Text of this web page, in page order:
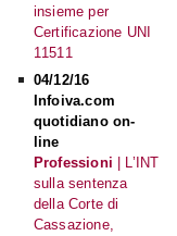
insieme per
Certificazione UNI
11511
04/12/16
Infoiva.com
quotidiano on-
line
Professioni | L’INT
sulla sentenza
della Corte di
Cassazione,